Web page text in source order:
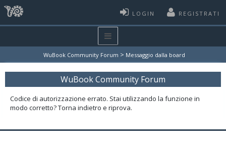
LOGIN REGISTRATI
WuBook Community Forum > Messaggio dalla board
WuBook Community Forum
Codice di autorizzazione errato. Stai utilizzando la funzione in
modo corretto? Torna indietro e riprova.